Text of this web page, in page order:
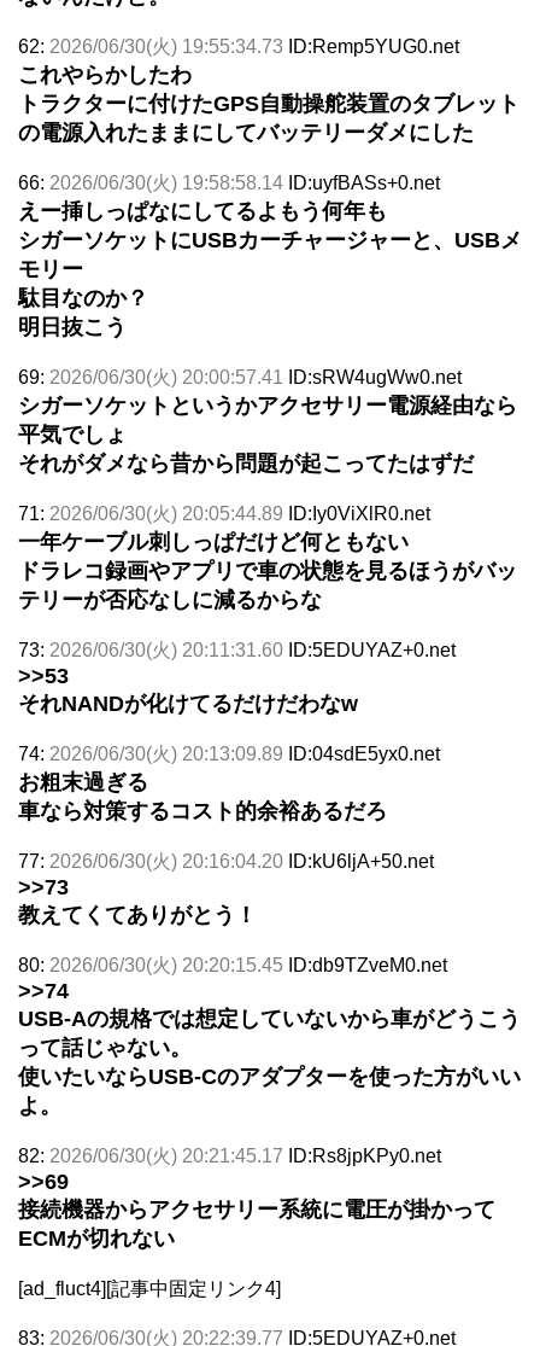
62: 2026/06/30(火) 19:55:34.73 ID:Remp5YUG0.net
これやらかしたわ
トラクターに付けたGPS自動操舵装置のタブレット
の電源入れたままにしてバッテリーダメにした
66: 2026/06/30(火) 19:58:58.14 ID:uyfBASs+0.net
えー挿しっぱなにしてるよもう何年も
シガーソケットにUSBカーチャージャーと、USBメ
モリー
駄目なのか？
明日抜こう
69: 2026/06/30(火) 20:00:57.41 ID:sRW4ugWw0.net
シガーソケットというかアクセサリー電源経由なら
平気でしょ
それがダメなら昔から問題が起こってたはずだ
71: 2026/06/30(火) 20:05:44.89 ID:Iy0ViXlR0.net
一年ケーブル刺しっぱだけど何ともない
ドラレコ録画やアプリで車の状態を見るほうがバッ
テリーが否応なしに減るからな
73: 2026/06/30(火) 20:11:31.60 ID:5EDUYAZ+0.net
>>53
それNANDが化けてるだけだわなw
74: 2026/06/30(火) 20:13:09.89 ID:04sdE5yx0.net
お粗末過ぎる
車なら対策するコスト的余裕あるだろ
77: 2026/06/30(火) 20:16:04.20 ID:kU6ljA+50.net
>>73
教えてくてありがとう！
80: 2026/06/30(火) 20:20:15.45 ID:db9TZveM0.net
>>74
USB-Aの規格では想定していないから車がどうこう
って話じゃない。
使いたいならUSB-Cのアダプターを使った方がいい
よ。
82: 2026/06/30(火) 20:21:45.17 ID:Rs8jpKPy0.net
>>69
接続機器からアクセサリー系統に電圧が掛かって
ECMが切れない
[ad_fluct4][記事中固定リンク4]
83: 2026/06/30(火) 20:22:39.77 ID:5EDUYAZ+0.net